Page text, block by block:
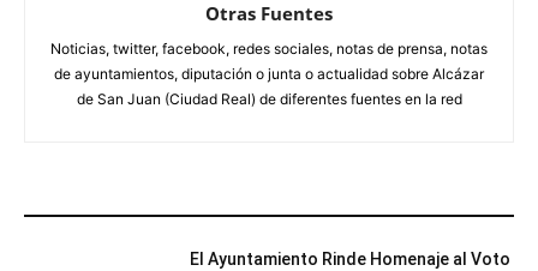
Otras Fuentes
Noticias, twitter, facebook, redes sociales, notas de prensa, notas
de ayuntamientos, diputación o junta o actualidad sobre Alcázar
de San Juan (Ciudad Real) de diferentes fuentes en la red
El Ayuntamiento Rinde Homenaje al Voto